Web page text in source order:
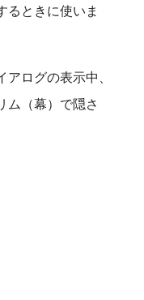
るときに使いま
ログの表示中、
ム（幕）で隠さ